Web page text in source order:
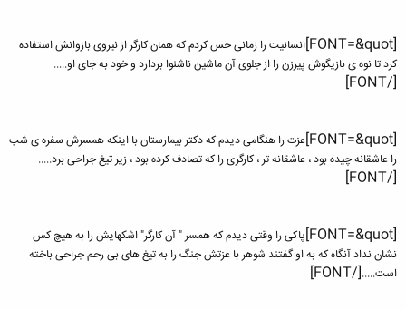
[FONT=&quot]
انسانیت را زمانی حس کردم که همان کارگر از نیروی بازوانش استفاده
کرد تا نوه ی بازیگوش پیرزن را از جلوی آن ماشین ناشنوا بردارد و خود به جای او.....
[/FONT]​
[FONT=&quot]
عزت را هنگامی دیدم که دکتر بیمارستان با اینکه همسرش سفره ی شب
را عاشقانه چیده بود ، عاشقانه تر ، کارگری را که تصادف کرده بود ، زیر تیغ جراحی برد.....
[/FONT]​
[FONT=&quot]
پاکی را وقتی دیدم که همسر " آن کارگر" اشکهایش را به هیچ کس
نشان نداد آنگاه که به او گفتند شوهر با عزتش جنگ را به تیغ های بی رحم جراحی باخته
است.....[/FONT]​